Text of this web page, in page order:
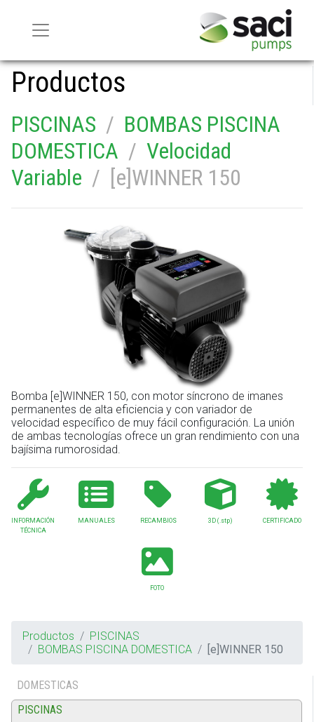
Productos
PISCINAS / BOMBAS PISCINA
DOMESTICA / Velocidad
Variable / [e]WINNER 150
Bomba [e]WINNER 150, con motor síncrono de imanes
permanentes de alta eficiencia y con variador de
velocidad específico de muy fácil configuración. La unión
de ambas tecnologías ofrece un gran rendimiento con una
bajísima rumorosidad.
INFORMACIÓN
TÉCNICA
MANUALES RECAMBIOS 3D (.stp) CERTIFICADO
FOTO
Productos
PISCINAS
BOMBAS PISCINA DOMESTICA
[e]WINNER 150
DOMESTICAS
PISCINAS